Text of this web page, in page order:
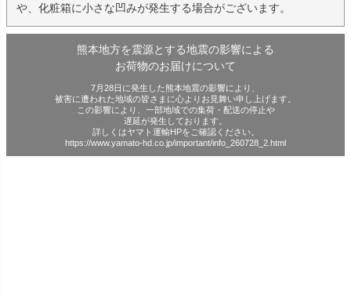
や、化粧箱に小さな凹みが発生する場合がございます。
熊本地方を震源とする地震の影響による
お荷物のお届けについて
7月28日に発生した熊本地震の影響により、
被害に遭われた地域の皆さまに心よりお見舞い申し上げます。
この影響により、一部地域での集荷・配送の停止や
遅延が発生しております。
詳しくはヤマト運輸HPをご確認ください。
https://www.yamato-hd.co.jp/important/info_260728_2.html